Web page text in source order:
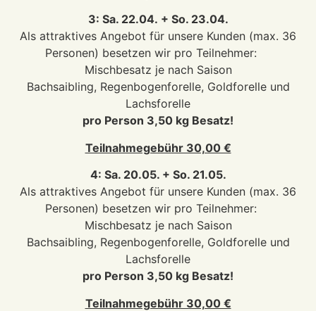
3: Sa. 22.04. + So. 23.04.
Als attraktives Angebot für unsere Kunden (max. 36
Personen) besetzen wir pro Teilnehmer:
Mischbesatz je nach Saison
Bachsaibling, Regenbogenforelle, Goldforelle und
Lachsforelle
pro Person 3,50 kg Besatz!
Teilnahmegebühr 30,00 €
4: Sa. 20.05. + So. 21.05.
Als attraktives Angebot für unsere Kunden (max. 36
Personen) besetzen wir pro Teilnehmer:
Mischbesatz je nach Saison
Bachsaibling, Regenbogenforelle, Goldforelle und
Lachsforelle
pro Person 3,50 kg Besatz!
Teilnahmegebühr 30,00 €